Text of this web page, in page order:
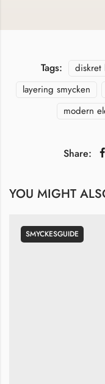
Tags: diskret
layering smycken
modern
Share:
YOU MIGHT
SMYCKESGUIDE